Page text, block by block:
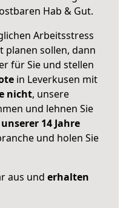
Hab & Gut.
Arbeitsstress
planen sollen, dann
für Sie und stellen
in Leverkusen mit
nicht, unsere
und lehnen Sie
14 Jahre
und holen Sie
aus und erhalten